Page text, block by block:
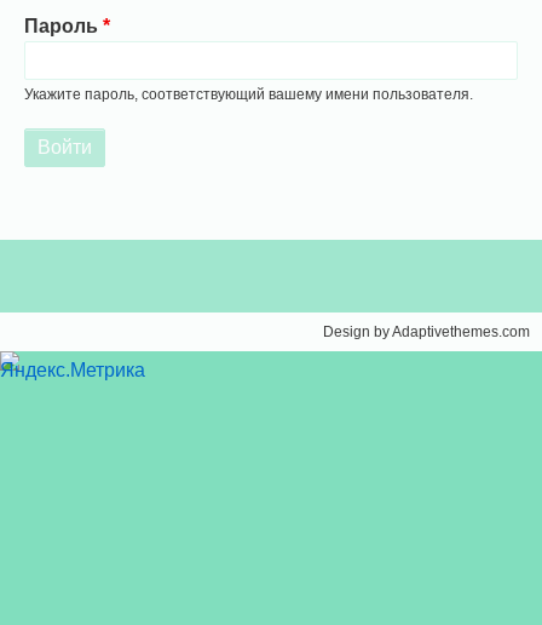
Пароль
Укажите пароль, соответствующий вашему имени пользователя.
Design by Adaptivethemes.com